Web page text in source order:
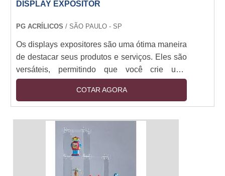
DISPLAY EXPOSITOR
PG ACRÍLICOS/ SÃO PAULO - SP
Os displays expositores são uma ótima maneira
de destacar seus produtos e serviços. Eles são
versáteis, permitindo que você crie uma
apresentação atraente e profissional para seus
clientes. Os displays expositores são ideais
para lojas, feiras, exposições, eventos e muito
mais. Eles são fáceis de montar e desmontar,
permitindo que você crie uma apresentação
atraente e profissional em qualquer lugar. Além
disso, os displays expositores são duráveis e
resistentes, garantindo que sua apresentação
COTAR AGORA